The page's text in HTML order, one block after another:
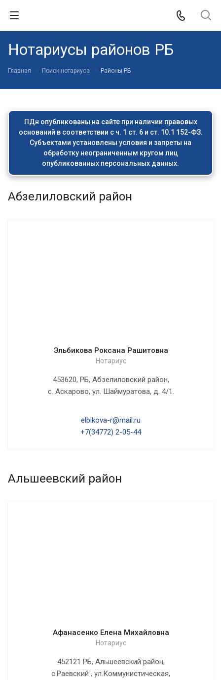
Нотариусы районов РБ
Главная Поиск нотариуса Районы РБ
ПДн опубликованы на сайте при наличии правовых
оснований в соответствии с ч. 1 ст. 6 и ст. 10.1 152-ФЗ.
Субъектами установлены условия и запреты на
обработку неограниченным кругом лиц
опубликованных персональных данных.
Абзелиловский район
Эльбикова Роксана Рашитовна
Нотариус
453620, РБ, Абзелиловский район,
с. Аскарово, ул. Шаймуратова, д. 4/1.
elbikova-r@mail.ru
+7(34772) 2-05-44
Альшеевский район
Афанасенко Елена Михайловна
Нотариус
452121 РБ, Альшеевский район,
с.Раевский , ул.Коммунистическая,